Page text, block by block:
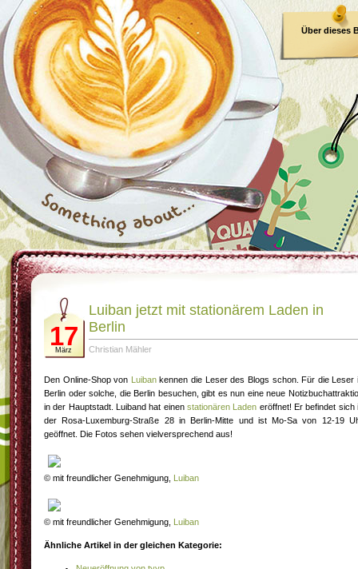
Über dieses
17
März
Luiban jetzt mit stationärem Laden in
Berlin
Christian Mähler
Den Online-Shop von Luibankennen die Leser des Blogs schon. Für die Leser
Berlin oder solche, die Berlin besuchen, gibt es nun eine neue
in der Hauptstadt. Luiband hat einen stationären Laden eröffnet! Er befindet sich
der Rosa-Luxemburg-Straße 28 in Berlin-Mitte und ist Mo-Sa von 12-19
geöffnet. Die Fotos sehen vielversprechend aus!
© mit freundlicher Genehmigung, Luiban
© mit freundlicher Genehmigung, Luiban
Ähnliche Artikel in der gleichen Kategorie: